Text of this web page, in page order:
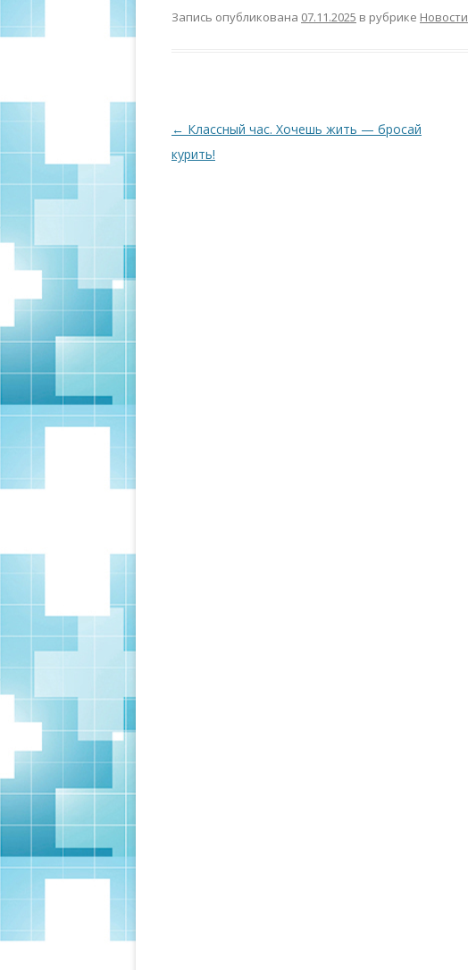
Запись опубликована 07.11.2025 в рубрике Новости
Навигация по записям
← Классный час. Хочешь жить — бросай
курить!